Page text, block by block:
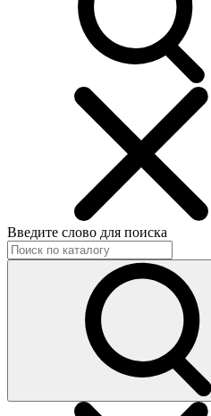
Введите слово для поиска